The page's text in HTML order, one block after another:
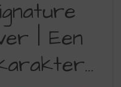
| Een